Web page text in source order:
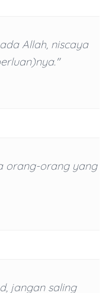
Allah, niscaya
orang-orang yang
jangan saling